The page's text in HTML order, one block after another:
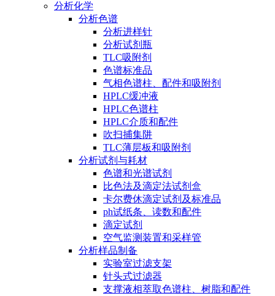
分析化学
分析色谱
分析进样针
分析试剂瓶
TLC吸附剂
色谱标准品
气相色谱柱、配件和吸附剂
HPLC缓冲液
HPLC色谱柱
HPLC介质和配件
吹扫捕集阱
TLC薄层板和吸附剂
分析试剂与耗材
色谱和光谱试剂
比色法及滴定法试剂盒
卡尔费休滴定试剂及标准品
ph试纸条、读数和配件
滴定试剂
空气监测装置和采样管
分析样品制备
实验室过滤支架
针头式过滤器
支撑液相萃取色谱柱、树脂和配件